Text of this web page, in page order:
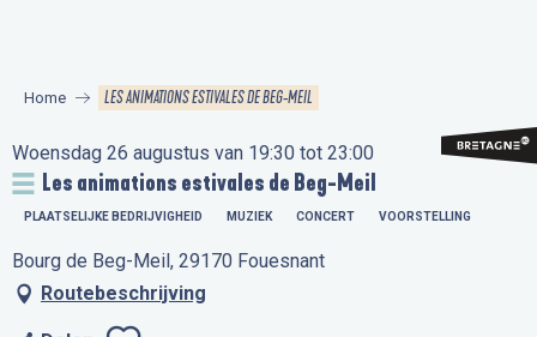
principal
Home LES ANIMATIONS ESTIVALES DE BEG-MEIL
Woensdag 26 augustus van 19:30 tot 23:00
Les animations estivales de Beg-Meil
PLAATSELIJKE BEDRIJVIGHEID MUZIEK CONCERT VOORSTELLING
Bourg de Beg-Meil, 29170 Fouesnant
Routebeschrijving